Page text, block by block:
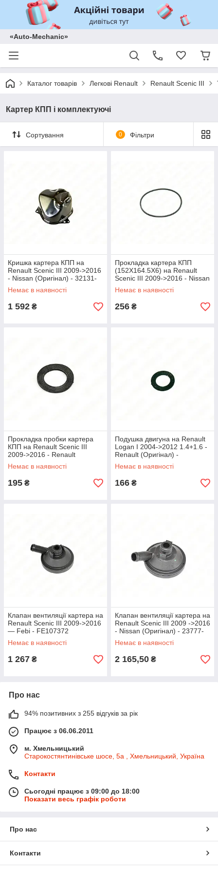
«Auto-Mechanic»
Каталог товарів Легкові Renault Renault Scenic III
Картер КПП і комплектуючі
Сортування 0 Фільтри
Кришка картера КПП на
Renault Scenic III 2009->2016
- Nissan (Оригінал) - 32131-
00QAB
Немає в наявності
1 592 ₴
Прокладка картера КПП
(152X164.5X6) на Renault
Scenic III 2009->2016 - Nissan
(Оригінал) - 32182-AX000
Немає в наявності
256 ₴
Прокладка пробки картера
КПП на Renault Scenic III
2009->2016 - Renault
(Оригінал) - 8200201381
Немає в наявності
195 ₴
Подушка двигуна на Renault
Logan I 2004->2012 1.4+1.6 -
Renault (Оригінал) -
8200204600
Немає в наявності
166 ₴
Клапан вентиляції картера на
Renault Scenic III 2009->2016
— Febi - FE107372
Немає в наявності
1 267 ₴
Клапан вентиляції картера на
Renault Scenic III 2009 ->2016
- Nissan (Оригінал) - 23777-
00QAA
Немає в наявності
2 165,50 ₴
Про нас
94% позитивних з 255 відгуків за рік
Працює з 06.06.2011
м. Хмельницький
Старокостянтинівське шосе, 5а , Хмельницький, Україна
Контакти
Сьогодні працює з 09:00 до 18:00
Показати весь графік роботи
Про нас
Контакти